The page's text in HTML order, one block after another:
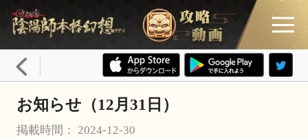
お知らせ（12月31日）
掲載時間： 2024-12-30